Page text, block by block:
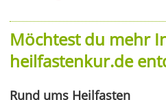
Möchtest du mehr
heilfastenkur.de
Rund ums Heilfasten